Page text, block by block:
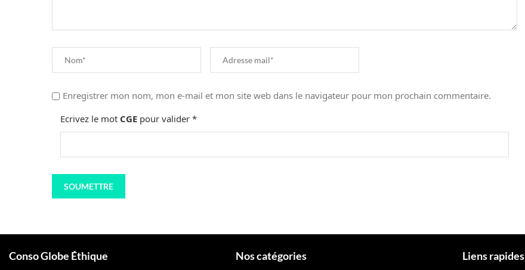
Enregistrer mon nom, mon e-mail et mon site web dans le navigateur pour mon prochain commentaire.
Ecrivez le mot CGE pour valider *
Conso Globe Éthique Nos catégories Liens rapides